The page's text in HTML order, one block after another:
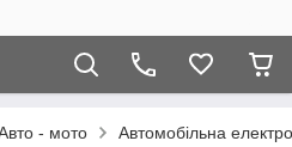
- мото Автомобільна